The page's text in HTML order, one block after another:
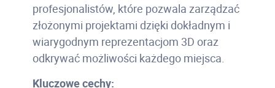
profesjonalistów, które pozwala zarządzać
złożonymi projektami dzięki dokładnym i
wiarygodnym reprezentacjom 3D oraz
odkrywać możliwości każdego miejsca.
Kluczowe cechy: